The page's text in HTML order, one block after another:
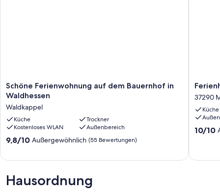
Schöne
Ferienwohnung
dem
Bauernhof
in
Waldhessen
Waldkappel
Schöne Ferienwohnung auf dem Bauernhof in
Waldhessen
Waldkappel
Küche
Trockner
Kostenloses WLAN
Außenbereich
9.8
(55
Bewertungen)
9,8/10 Außergewöhnlich (55 Bewertungen)
Hesse
im
Land
der
Frau
37290
Küche
10.0
10/10
Hausordnung